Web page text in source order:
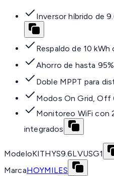
Inversor híbrido de
Respaldo de 10
Ahorro de hasta
Doble MPPT para
Modos On Grid, Off
Monitoreo WiFi con
integrados
ModeloKITHYS9.6LVUSG1
MarcaHOYMILES